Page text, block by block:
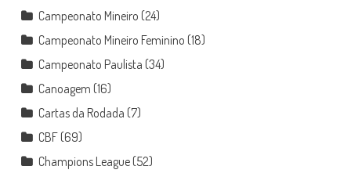
Campeonato Mineiro (24)
Campeonato Mineiro Feminino (18)
Campeonato Paulista (34)
Canoagem (16)
Cartas da Rodada (7)
CBF(69)
Champions League(52)